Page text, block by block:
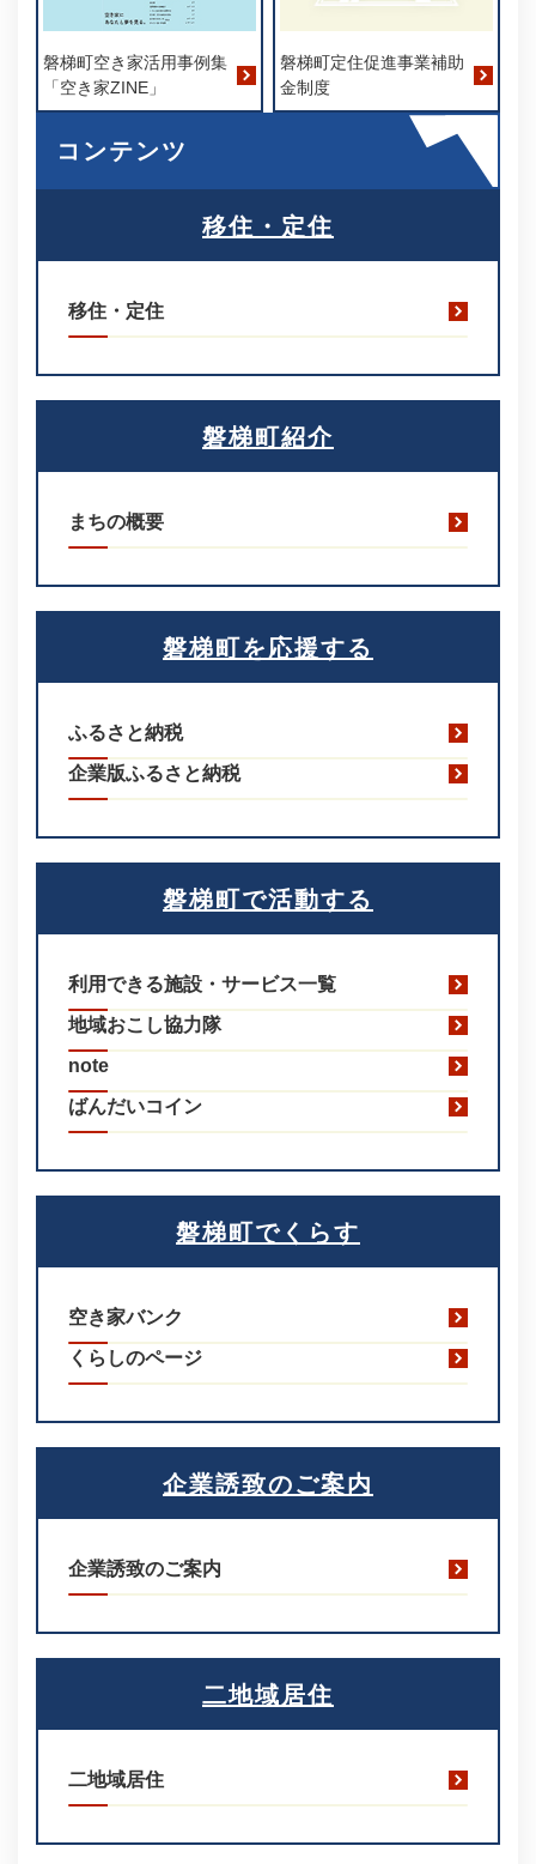
磐梯町空き家活用事例集
「空き家ZINE」
磐梯町定住促進事業補助
金制度​
コンテンツ
移住・定住
移住・定住​
磐梯町紹介
まちの概要
磐梯町を応援する
ふるさと納税
企業版ふるさと納税
磐梯町で活動する
利用できる施設・サービス一覧
地域おこし協力隊
note
ばんだいコイン
磐梯町でくらす
空き家バンク
くらしのページ
企業誘致のご案内
企業誘致のご案内
二地域居住
二地域居住